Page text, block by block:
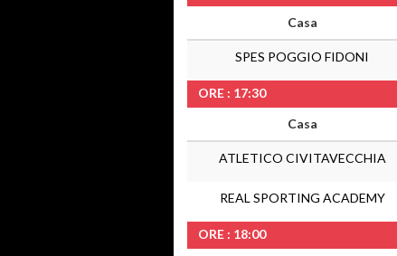
Casa
SPES POGGIO FIDONI
ORE : 17:30
Casa
ATLETICO CIVITAVECCHIA
REAL SPORTING ACADEMY
ORE : 18:00